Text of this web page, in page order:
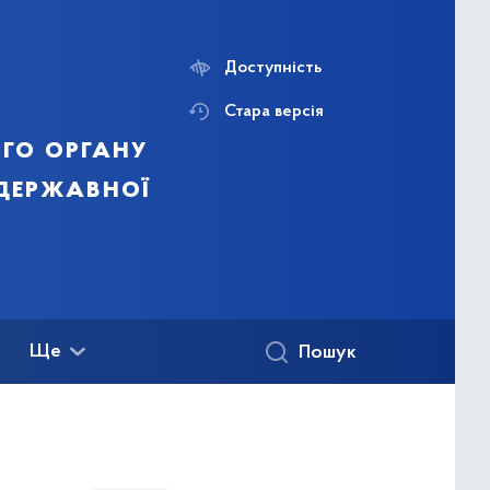
органу
Доступність
Стара версія
Ще Пошук